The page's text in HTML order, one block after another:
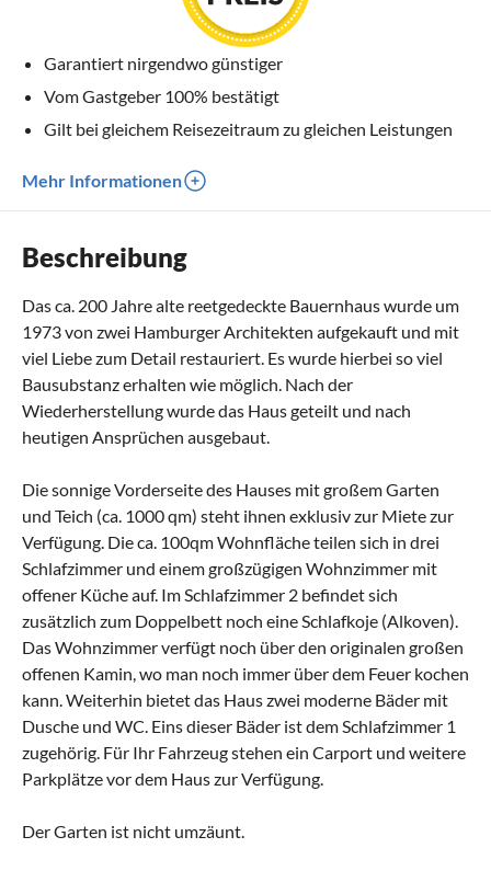
Garantiert nirgendwo günstiger
Vom Gastgeber 100% bestätigt
Gilt bei gleichem Reisezeitraum zu gleichen Leistungen
Mehr Informationen
Beschreibung
Das ca. 200 Jahre alte reetgedeckte Bauernhaus wurde um
1973 von zwei Hamburger Architekten aufgekauft und mit
viel Liebe zum Detail restauriert. Es wurde hierbei so viel
Bausubstanz erhalten wie möglich. Nach der
Wiederherstellung wurde das Haus geteilt und nach
heutigen Ansprüchen ausgebaut.
Die sonnige Vorderseite des Hauses mit großem Garten
und Teich (ca. 1000 qm) steht ihnen exklusiv zur Miete zur
Verfügung. Die ca. 100qm Wohnfläche teilen sich in drei
Schlafzimmer und einem großzügigen Wohnzimmer mit
offener Küche auf. Im Schlafzimmer 2 befindet sich
zusätzlich zum Doppelbett noch eine Schlafkoje (Alkoven).
Das Wohnzimmer verfügt noch über den originalen großen
offenen Kamin, wo man noch immer über dem Feuer kochen
kann. Weiterhin bietet das Haus zwei moderne Bäder mit
Dusche und WC. Eins dieser Bäder ist dem Schlafzimmer 1
zugehörig. Für Ihr Fahrzeug stehen ein Carport und weitere
Parkplätze vor dem Haus zur Verfügung.
Der Garten ist nicht umzäunt.